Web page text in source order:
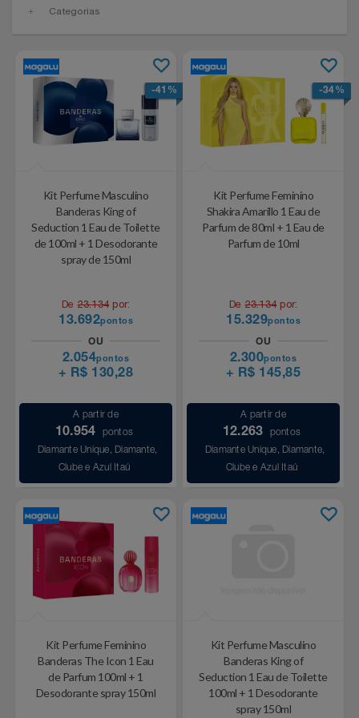
SEU PAI MERECE TUDO NOVO
Automotivo
Aviação
Bebê
Calçados
Câmeras E Drones
Celulares E Smartphone
Cosméticos
Cozinha
Eletrodomésticos
Eletroportáteis
Experiências
Bosch
Buettner
Carolina Herrera
Casa Flora
Easylive
Electrolux
Extra
Gama Italy
Hospital De Amor
Assist Card
Bo.bô
Casas Bahia
Dudalina
Easylive Vouchers
Estoque
Individual
John John
Méliuz
Experiências
Sala VIP
Shows
Carrinho De Compras
Meus Pedidos
Fale Conosco
Abrir Chamados
Lista De Chamados
Perguntas Frequentes
Categorias
-41%
Kit Perfume Masculino
Banderas King of
Seduction 1 Eau de Toilette
de 100ml + 1 Desodorante
spray de 150ml
De23.134por:
13.692pontos
OU
2.054pontos
+ R$ 130,28
A partir de
10.954
pontos
Diamante Unique, Diamante,
Clube e Azul Itaú
-34%
Kit Perfume Feminino
Shakira Amarillo 1 Eau de
Parfum de 80ml + 1 Eau de
Parfum de 10ml
De23.134por:
15.329pontos
OU
2.300pontos
+ R$ 145,85
A partir de
12.263
pontos
Diamante Unique, Diamante,
Clube e Azul Itaú
Kit Perfume Feminino
Banderas The Icon 1 Eau
de Parfum 100ml + 1
Desodorante spray 150ml
Kit Perfume Masculino
Banderas King of
Seduction 1 Eau de Toilette
100ml + 1 Desodorante
spray 150ml